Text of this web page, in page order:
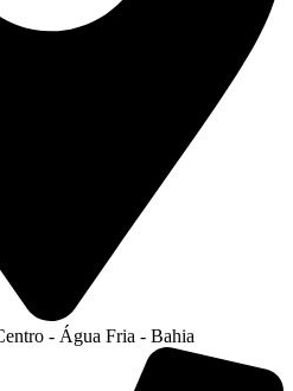
- Água Fria - Bahia